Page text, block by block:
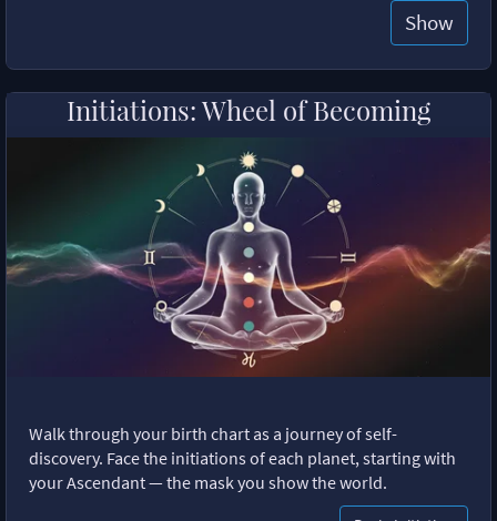
Show
Initiations: Wheel of Becoming
Walk through your birth chart as a journey of self-
discovery. Face the initiations of each planet, starting with
your Ascendant — the mask you show the world.